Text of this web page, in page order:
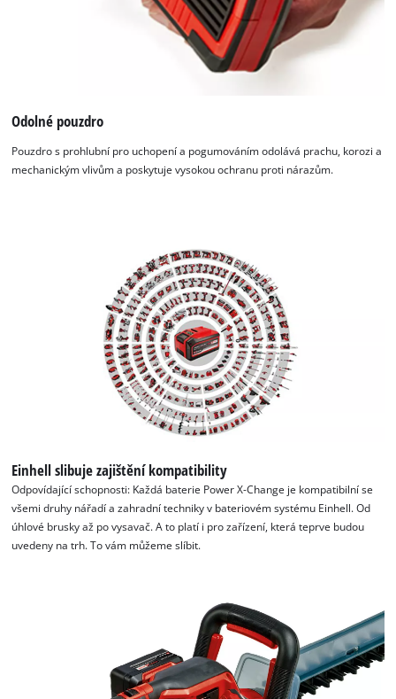
Odolné pouzdro
Pouzdro s prohlubní pro uchopení a pogumováním odolává prachu, korozi a
mechanickým vlivům a poskytuje vysokou ochranu proti nárazům.
Einhell slibuje zajištění kompatibility
Odpovídající schopnosti: Každá baterie Power X-Change je kompatibilní se
všemi druhy nářadí a zahradní techniky v bateriovém systému Einhell. Od
úhlové brusky až po vysavač. A to platí i pro zařízení, která teprve budou
uvedeny na trh. To vám můžeme slíbit.